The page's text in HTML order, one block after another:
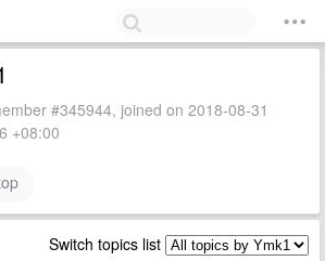
#345944, joined on 2018-08-31
+08:00
Switch topics list